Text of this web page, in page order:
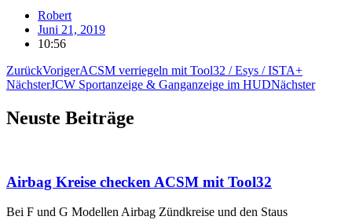
Robert
Juni 21, 2019
10:56
ZurückVorigerACSM verriegeln mit Tool32 / Esys / ISTA+
NächsterJCW Sportanzeige & Ganganzeige im HUDNächster
Neuste Beiträge
Airbag Kreise checken ACSM mit Tool32
Bei F und G Modellen Airbag Zündkreise und den Staus